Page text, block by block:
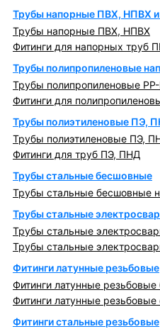
Трубы напорные ПВХ, НПВХ и
Трубы напорные ПВХ, НПВХ
Фитинги для напорных труб
Трубы полипропиленовые
Трубы полипропиленовые PP-
Фитинги для
Трубы полиэтиленовые ПЭ,
Трубы полиэтиленовые ПЭ,
Фитинги для труб ПЭ, ПНД
Трубы стальные бесшовные
Трубы стальные бесшовные
Трубы стальные
Трубы стальные
Трубы стальные
Фитинги латунные резьбовые
Фитинги латунные резьбовые
Фитинги латунные
Фитинги стальные резьбовые